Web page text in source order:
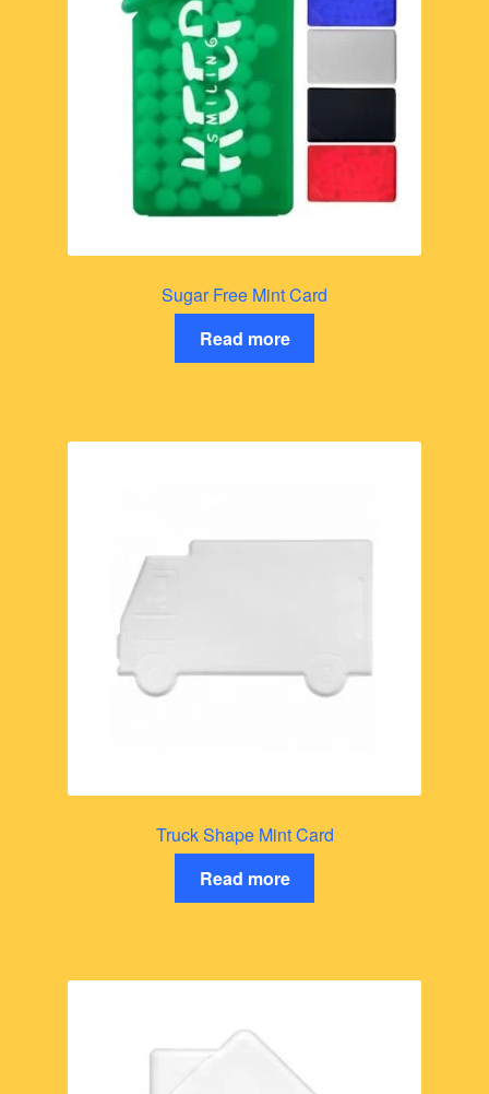
Sugar Free Mint Card
Read more
Truck Shape Mint Card
Read more